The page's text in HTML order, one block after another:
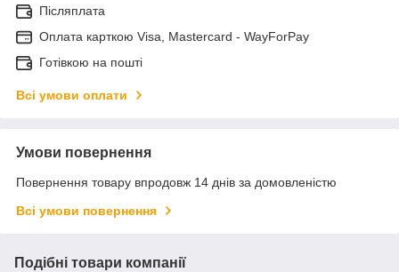
Післяплата
Оплата карткою Visa, Mastercard - WayForPay
Готівкою на пошті
Всі умови оплати
Умови повернення
Повернення товару впродовж 14 днів за домовленістю
Всі умови повернення
Подібні товари компанії